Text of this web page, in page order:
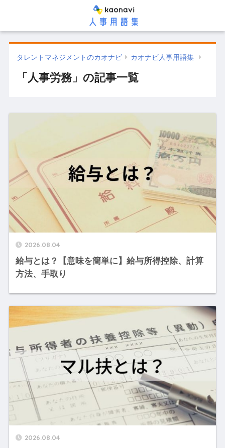
タレントマネジメントのカオナビ カオナビ人事用語集
「人事労務」の記事一覧
2026.08.04
給与とは？【意味を簡単に】給与所得控除、計算
方法、手取り
2026.08.04